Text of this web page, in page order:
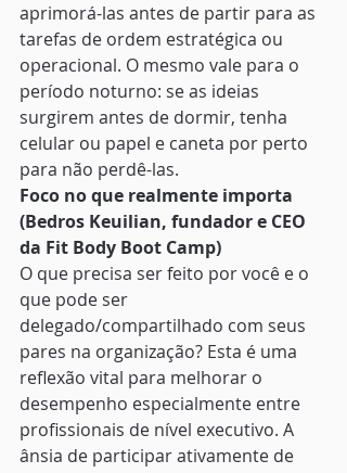
aprimorá-las antes de partir para as
tarefas de ordem estratégica ou
operacional. O mesmo vale para o
período noturno: se as ideias
surgirem antes de dormir, tenha
celular ou papel e caneta por perto
para não perdê-las.
Foco no que realmente importa
(Bedros Keuilian, fundador e CEO
da Fit Body Boot Camp)
O que precisa ser feito por você e o
que pode ser
delegado/compartilhado com seus
pares na organização? Esta é uma
reflexão vital para melhorar o
desempenho especialmente entre
profissionais de nível executivo. A
ânsia de participar ativamente de